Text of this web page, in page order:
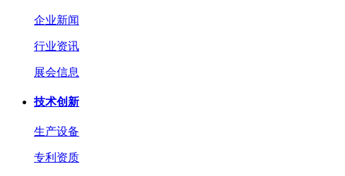
企业新闻
行业资讯
展会信息
技术创新
生产设备
专利资质